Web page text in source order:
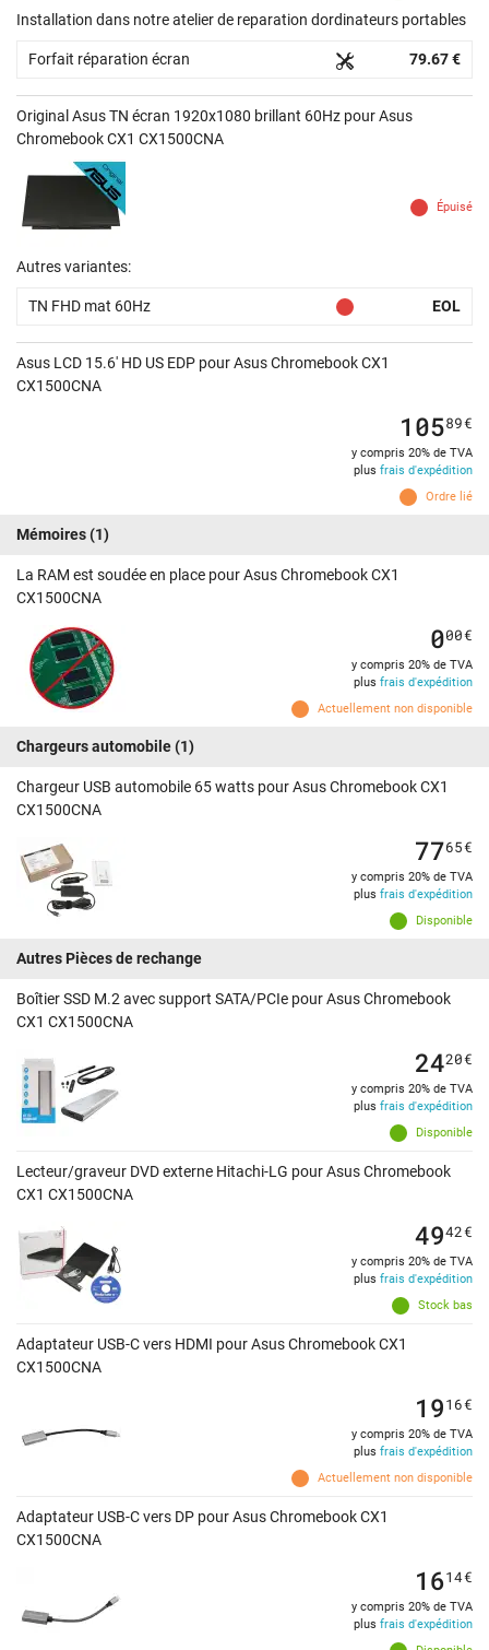
Installation dans notre atelier de reparation dordinateurs portables
Forfait réparation écran 79.67 €
Original Asus TN écran 1920x1080 brillant 60Hz pour Asus
Chromebook CX1 CX1500CNA
Épuisé
Autres variantes:
TN FHD mat 60Hz EOL
Asus LCD 15.6' HD US EDP pour Asus Chromebook CX1
CX1500CNA
Ordre lié
10589€
y compris 20% de TVA
plus frais d'expédition
Mémoires(1)
La RAM est soudée en place pour Asus Chromebook CX1
CX1500CNA
Actuellement non disponible
000€
y compris 20% de TVA
plus frais d'expédition
Chargeurs automobile(1)
Chargeur USB automobile 65 watts pour Asus Chromebook CX1
CX1500CNA
Disponible
7765€
y compris 20% de TVA
plus frais d'expédition
Autres Pièces de rechange
Boîtier SSD M.2 avec support SATA/PCIe pour Asus Chromebook
CX1 CX1500CNA
Disponible
2420€
y compris 20% de TVA
plus frais d'expédition
Lecteur/graveur DVD externe Hitachi-LG pour Asus Chromebook
CX1 CX1500CNA
Stock bas
4942€
y compris 20% de TVA
plus frais d'expédition
Adaptateur USB-C vers HDMI pour Asus Chromebook CX1
CX1500CNA
Actuellement non disponible
1916€
y compris 20% de TVA
plus frais d'expédition
Adaptateur USB-C vers DP pour Asus Chromebook CX1
CX1500CNA
1614€
y compris 20% de TVA
plus frais d'expédition